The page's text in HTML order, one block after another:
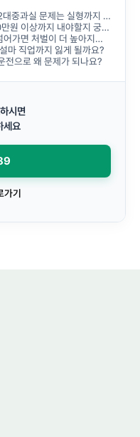
실 문제는 실형까지 받나요?
상까지 내야할지 궁금합니다.
면 처벌이 더 높아지나요?
마 직업까지 잃게 될까요?
전으로 왜 문제가 되나요?
시면
세요
가기